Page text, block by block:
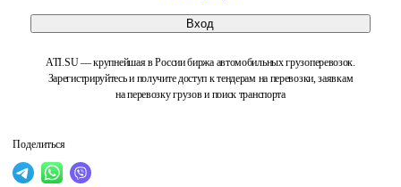
Вход
ATI.SU — крупнейшая в России биржа автомобильных грузоперевозок.
Зарегистрируйтесь и получите доступ к тендерам на перевозки, заявкам
на перевозку грузов и поиск транспорта
Поделиться